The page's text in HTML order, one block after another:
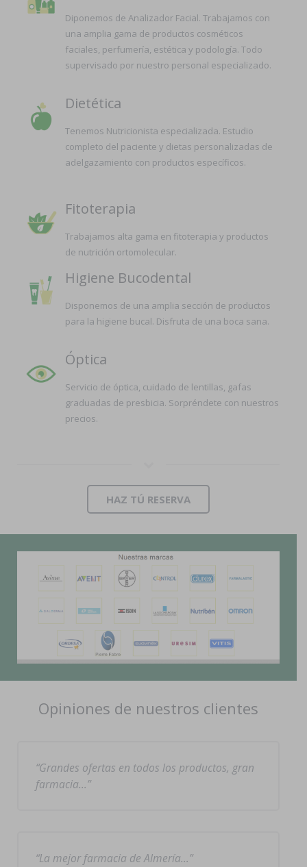
Diponemos de Analizador Facial. Trabajamos con
una amplia gama de productos cosméticos
faciales, perfumería, estética y podología. Todo
supervisado por nuestro personal especializado.
Dietética
Tenemos Nutricionista especializada. Estudio
completo del paciente y dietas personalizadas de
adelgazamiento con productos específicos.
Fitoterapia
Trabajamos alta gama en fitoterapia y productos
de nutrición ortomolecular.
Higiene Bucodental
Disponemos de una amplia sección de productos
para la higiene bucal. Disfruta de una boca sana.
Óptica
Servicio de óptica, cuidado de lentillas, gafas
graduadas de presbicia. Sorpréndete con nuestros
precios.
HAZ TÚ RESERVA
Opiniones de nuestros clientes
Grandes ofertas en todos los productos, gran
farmacia…
La mejor farmacia de Almería…